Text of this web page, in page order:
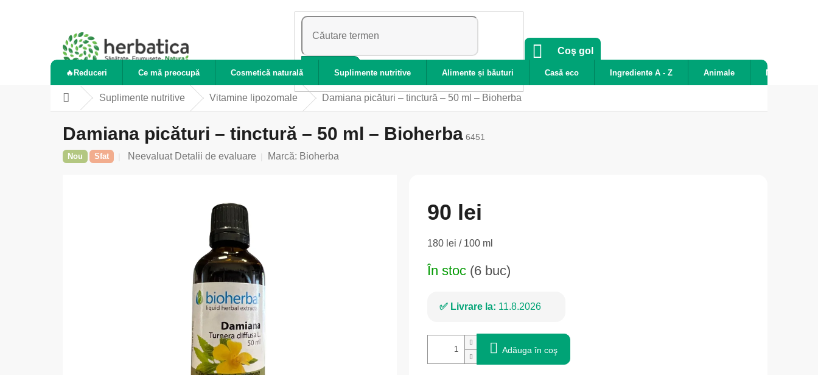
CĂUTARE
COŞ
CUMPĂRĂTURI
Coş gol
🔥Reduceri Ce mă preocupă Cosmetică naturală Suplimente nutritive Alimente și băuturi Casă eco Ingrediente A - Z Animale Noutăți
AcasăSuplimente nutritive Vitamine lipozomale Damiana picături – tinctură – 50 ml – Bioherba
Damiana picături – tinctură – 50 ml – Bioherba 6451
Nou Sfat
Evaluarea
Neevaluat Detalii de evaluare Marcă: Bioherba
90 lei
Evaluare
180 lei / 100 ml
În stoc (6 buc)
Livrare la: 11.8.2026
Adăuga în coş